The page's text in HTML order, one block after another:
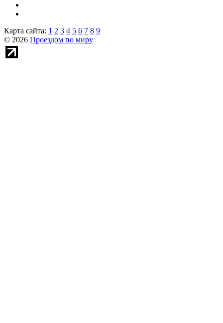
Карта сайта: 1 2 3 4 5 6 7 8 9
© 2026 Проездом по миру